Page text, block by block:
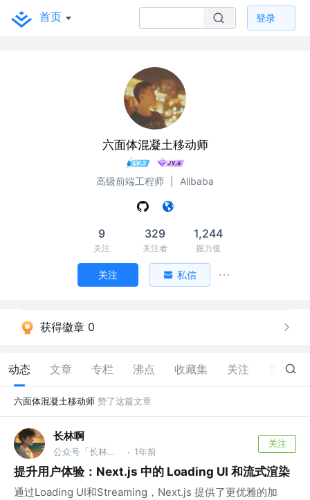
首页 登录
六面体混凝土移动师
高级前端工程师 Alibaba
9
关注
329
关注者
1,244
掘力值
关注 私信
获得徽章 0
动态 文章 专栏 沸点 收藏集 关注 36
六面体混凝土移动师 赞了这篇文章
长林啊
公众号「长林啊」 · 1年前
关注
提升用户体验：Next.js 中的 Loading UI 和流式渲染
通过Loading UI和Streaming，Next.js 提供了更优雅的加